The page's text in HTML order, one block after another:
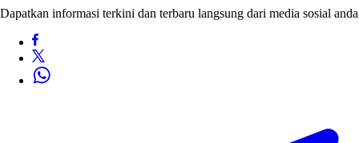
Dapatkan informasi terkini dan terbaru langsung dari media sosial anda